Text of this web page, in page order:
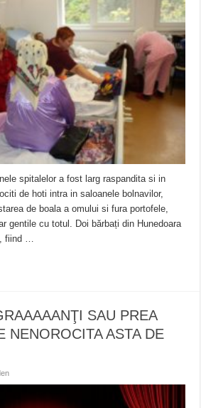
spitalelor a fost larg raspandita si in
de hoti intra in saloanele bolnavilor,
de boala a omului si fura portofele,
gentile cu totul. Doi bărbați din Hunedoara
fiind …
SAU PREA
NENOROCITA ASTA DE